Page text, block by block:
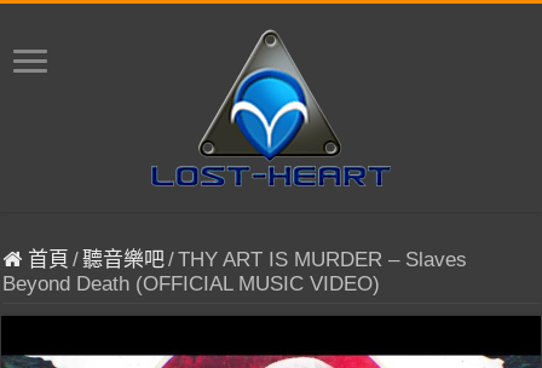
首頁 /聽音樂吧/THY ART IS MURDER – Slaves
Beyond Death (OFFICIAL MUSIC VIDEO)